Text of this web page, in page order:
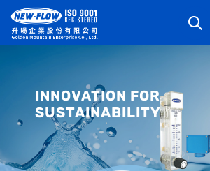
最新消息
知識文章
INNOVATION FOR
SUSTAINABILITY